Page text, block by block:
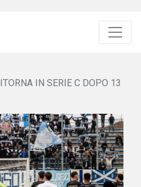
IN SERIE C DOPO 13